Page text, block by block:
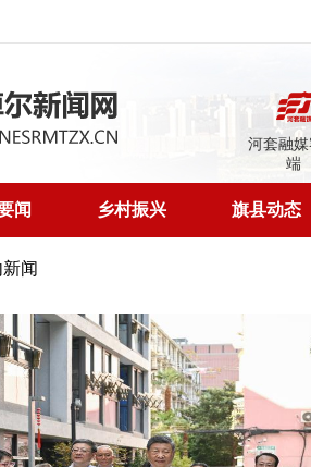
河套融
端
闻 乡村振兴 旗县动态
闻